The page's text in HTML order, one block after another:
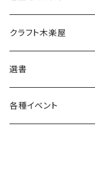
食料品
その他
書籍
ウェア
クラフト木楽屋
選書
各種イベント